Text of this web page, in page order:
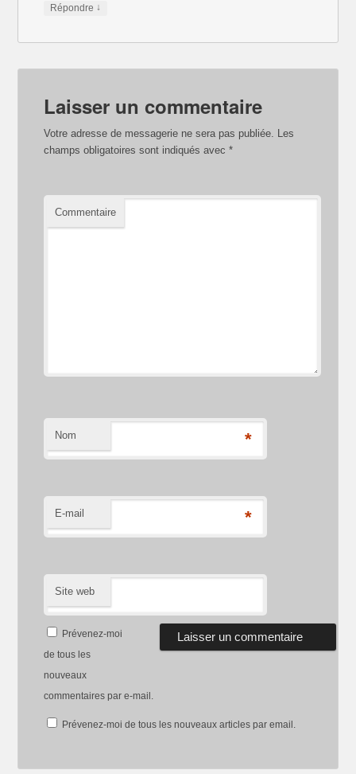
Répondre ↓
Laisser un commentaire
Votre adresse de messagerie ne sera pas publiée. Les
champs obligatoires sont indiqués avec*
Commentaire
Nom *
E-mail *
Site web
Prévenez-moi
de tous les
nouveaux
commentaires par e-mail.
Prévenez-moi de tous les nouveaux articles par email.